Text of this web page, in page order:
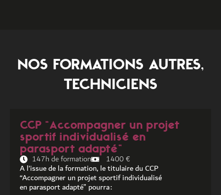
NOS FORMATIONS AUTRES,
TECHNICIENS
CCP “Accompagner un projet
sportif individualisé en
parasport adapté”
147h de formation 1400 €
A l’issue de la formation, le titulaire du CCP
“Accompagner un projet sportif individualisé
en parasport adapté” pourra :